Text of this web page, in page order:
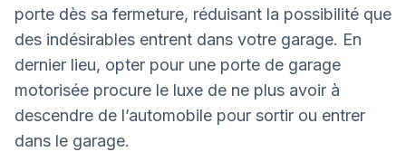
porte dès sa fermeture, réduisant la possibilité que
des indésirables entrent dans votre garage. En
dernier lieu, opter pour une porte de garage
motorisée procure le luxe de ne plus avoir à
descendre de l’automobile pour sortir ou entrer
dans le garage.